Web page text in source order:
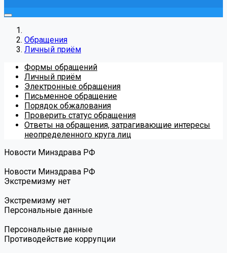
Обращения
Личный приём
Формы обращений
Личный приём
Электронные обращения
Письменное обращение
Порядок обжалования
Проверить статус обращения
Ответы на обращения, затрагивающие интересы
неопределенного круга лиц
Новости Минздрава РФ
Новости Минздрава РФ
Экстремизму нет
Экстремизму нет
Персональные данные
Персональные данные
Противодействие коррупции